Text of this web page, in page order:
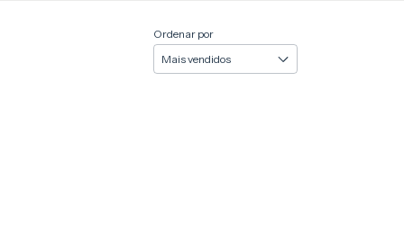
Ordenar por